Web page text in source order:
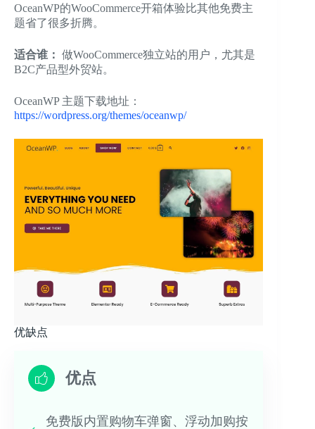
OceanWP的WooCommerce开箱体验比其他免费主
题省了很多折腾。
适合谁： 做WooCommerce独立站的用户，尤其是
B2C产品型外贸站。
OceanWP 主题下载地址：
https://wordpress.org/themes/oceanwp/
优缺点
优点
免费版内置购物车弹窗、浮动加购按